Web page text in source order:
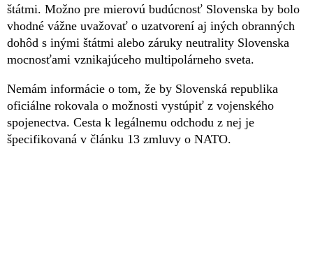
štátmi. Možno pre mierovú budúcnosť Slovenska by bolo
vhodné vážne uvažovať o uzatvorení aj iných obranných
dohôd s inými štátmi alebo záruky neutrality Slovenska
mocnosťami vznikajúceho multipolárneho sveta.
Nemám informácie o tom, že by Slovenská republika
oficiálne rokovala o možnosti vystúpiť z vojenského
spojenectva. Cesta k legálnemu odchodu z nej je
špecifikovaná v článku 13 zmluvy o NATO.